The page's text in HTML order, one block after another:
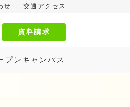
せ 交通アクセス
資料請求
プンキャンパス